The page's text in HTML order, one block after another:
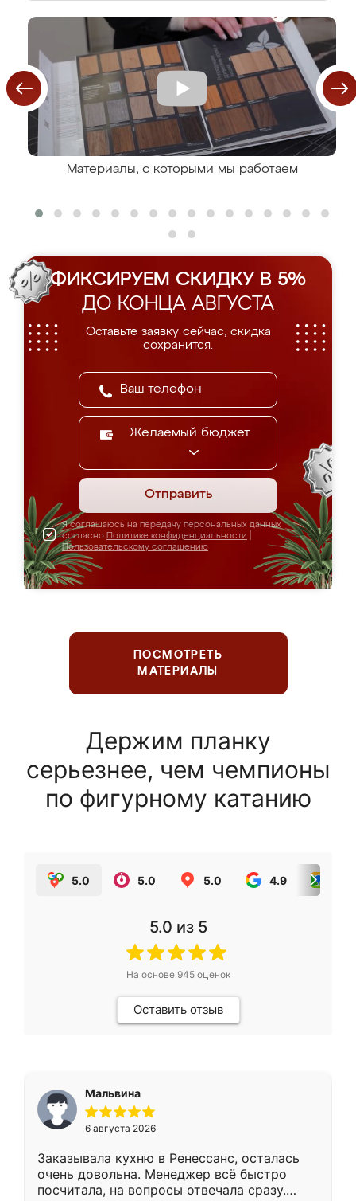
Материалы, с которыми мы работаем
ФИКСИРУЕМ СКИДКУ В 5%
ДО КОНЦА АВГУСТА
Оставьте заявку сейчас, скидка
сохранится.
Желаемый бюджет
Отправить
Я соглашаюсь на передачу персональных данных
согласно Политике конфиденциальности
Пользовательскому соглашению
ПОСМОТРЕТЬ
МАТЕРИАЛЫ
Держим планку
серьезнее, чем чемпионы
по фигурному катанию
5.0 5.0 5.0 4.9
5.0 из 5
На основе 945оценок
Оставить отзыв
Мальвина
6 августа 2026
Заказывала кухню в Ренессанс, осталась
очень довольна. Менеджер всё быстро
посчитала, на вопросы отвечала сразу.